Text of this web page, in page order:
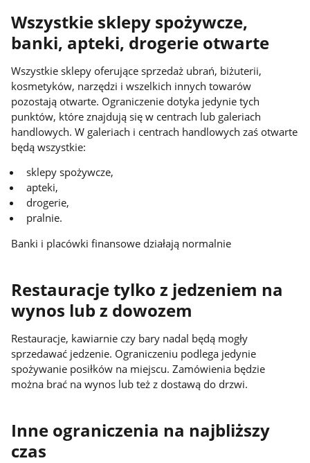
Wszystkie sklepy spożywcze,
banki, apteki, drogerie otwarte
Wszystkie sklepy oferujące sprzedaż ubrań, biżuterii,
kosmetyków, narzędzi i wszelkich innych towarów
pozostają otwarte. Ograniczenie dotyka jedynie tych
punktów, które znajdują się w centrach lub galeriach
handlowych. W galeriach i centrach handlowych zaś otwarte
będą wszystkie:
sklepy spożywcze,
apteki,
drogerie,
pralnie.
Banki i placówki finansowe działają normalnie
Restauracje tylko z jedzeniem na
wynos lub z dowozem
Restauracje, kawiarnie czy bary nadal będą mogły
sprzedawać jedzenie. Ograniczeniu podlega jedynie
spożywanie posiłków na miejscu. Zamówienia będzie
można brać na wynos lub też z dostawą do drzwi.
Inne ograniczenia na najbliższy
czas